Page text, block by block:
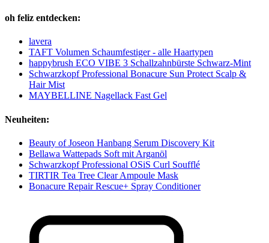
oh feliz entdecken:
lavera
TAFT Volumen Schaumfestiger - alle Haartypen
happybrush ECO VIBE 3 Schallzahnbürste Schwarz-Mint
Schwarzkopf Professional Bonacure Sun Protect Scalp &
Hair Mist
MAYBELLINE Nagellack Fast Gel
Neuheiten:
Beauty of Joseon Hanbang Serum Discovery Kit
Bellawa Wattepads Soft mit Arganöl
Schwarzkopf Professional OSiS Curl Soufflé
TIRTIR Tea Tree Clear Ampoule Mask
Bonacure Repair Rescue+ Spray Conditioner